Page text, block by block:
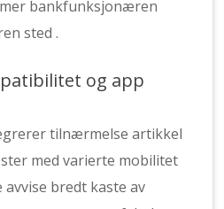
bankfunksjonæren
sted .
og app
tilnærmelse artikkel
med varierte mobilitet
​​bredt kaste av